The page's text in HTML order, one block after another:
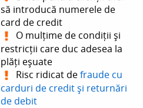
să introducă numerele de
card de credit
O mulțime de condiții și
restricții care duc adesea la
plăți eșuate
Risc ridicat defraude cu
carduri de credit și returnări
de debit